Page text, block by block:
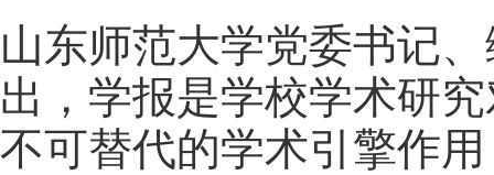
山东师范大学党委书记
出，学报是学校学术研
不可替代的学术引擎作